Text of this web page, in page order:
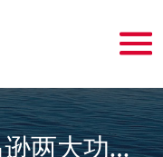
卖家迎来利好！亚马逊两大功能更新